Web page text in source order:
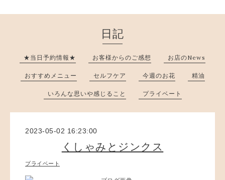
日記
★当日予約情報★ お客様からのご感想 お店のNews
おすすめメニュー セルフケア 今週のお花 精油
いろんな思いや感じること プライベート
2023-05-02 16:23:00
くしゃみとジンクス
プライベート